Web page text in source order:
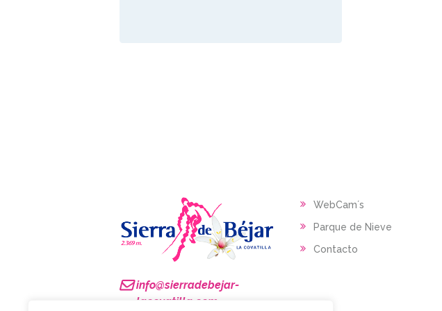
info@sierradebejar-
lacovatilla.com
WebCam´s
Parque de Nieve
Contacto